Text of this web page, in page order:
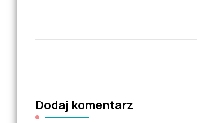
Dodaj komentarz